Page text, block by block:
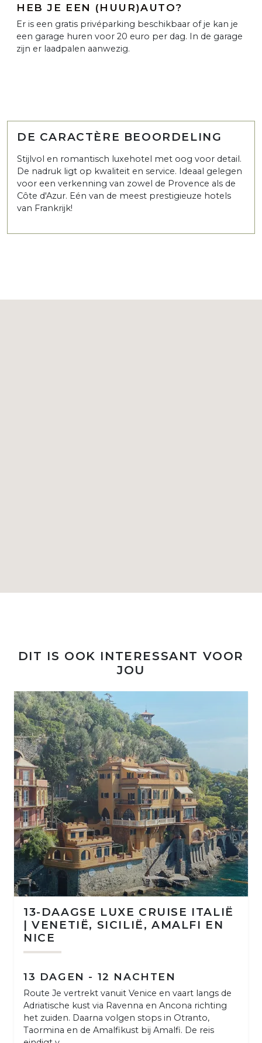
HEB JE EEN (HUUR)AUTO?
Er is een gratis privéparking beschikbaar of je kan je
een garage huren voor 20 euro per dag. In de garage
zijn er laadpalen aanwezig.
DE CARACTÈRE BEOORDELING
Stijlvol en romantisch luxehotel met oog voor detail.
De nadruk ligt op kwaliteit en service. Ideaal gelegen
voor een verkenning van zowel de Provence als de
Côte d'Azur. Eén van de meest prestigieuze hotels
van Frankrijk!
DIT IS OOK INTERESSANT VOOR
JOU
13-DAAGSE LUXE CRUISE ITALIË
| VENETIË, SICILIË, AMALFI EN
NICE
13 DAGEN - 12 NACHTEN
Route Je vertrekt vanuit Venice en vaart langs de
Adriatische kust via Ravenna en Ancona richting
het zuiden. Daarna volgen stops in Otranto,
Taormina en de Amalfikust bij Amalfi. De reis